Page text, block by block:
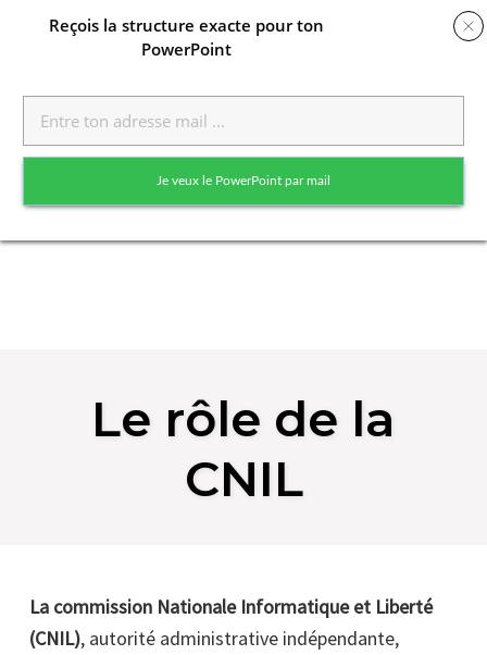
Le rôle de la
CNIL
La commission Nationale Informatique et Liberté
(CNIL), autorité administrative indépendante,
Reçois la structure exacte pour ton
PowerPoint
Je veux le PowerPoint par mail